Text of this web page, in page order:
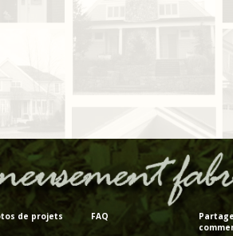
de projets FAQ